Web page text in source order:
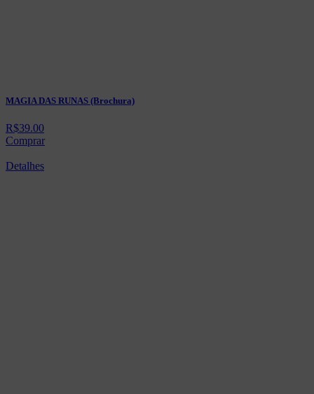
MAGIA DAS RUNAS (Brochura)
R$39.00
Comprar
Detalhes